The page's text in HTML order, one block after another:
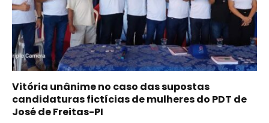
Vitória unânime no caso das supostas
candidaturas fictícias de mulheres do PDT de
José de Freitas-PI